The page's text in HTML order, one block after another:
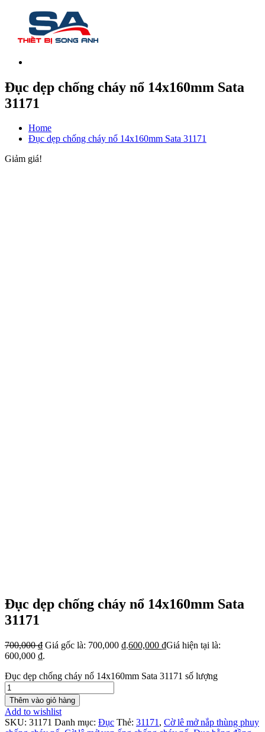
Đục dẹp chống cháy nổ 14x160mm Sata
31171
Home
Đục dẹp chống cháy nổ 14x160mm Sata 31171
Giảm giá!
Đục dẹp chống cháy nổ 14x160mm Sata
31171
700,000₫ Giá gốc là: 700,000 ₫.600,000 ₫Giá hiện tại là:
600,000 ₫.
Đục dẹp chống cháy nổ 14x160mm Sata 31171 số lượng
Thêm vào giỏ hàng
Add to wishlist
SKU: 31171 Danh mục: Đục Thẻ: 31171 , Cờ lê mở nắp thùng phuy